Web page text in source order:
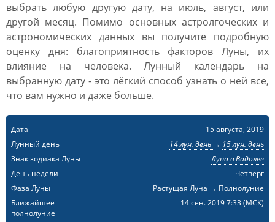
выбрать любую другую дату, на июль, август, или
другой месяц. Помимо основных астролгоческих и
астрономических данных вы получите подробную
оценку дня: благоприятность факторов Луны, их
влияние на человека. Лунный календарь на
выбранную дату - это лёгкий способ узнать о ней все,
что вам нужно и даже больше.
Дата
15 августа, 2019
Лунный день
14 лун. день → 15 лун. день
Знак зодиака Луны
Луна в Водолее
День недели
Четверг
Фаза Луны
Растущая Луна → Полнолуние
Ближайшее
полнолуние
14 сен. 2019 7:33(МСК)